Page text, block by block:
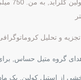
و تحلیل
گروه متیل حساس,
از استیل کولین, یک